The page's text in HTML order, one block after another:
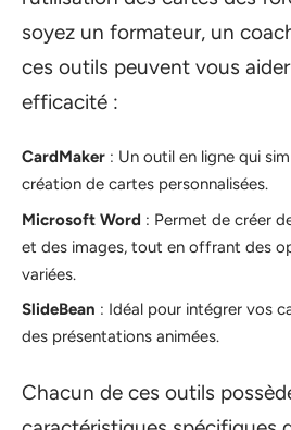
soyez un formateur, un
ces outils peuvent vous
efficacité :
CardMaker : Un outil en ligne qui
création de cartes personnalisées.
Microsoft Word : Permet de créer
et des images, tout en offrant des
variées.
SlideBean : Idéal pour intégrer vos
des présentations animées.
Chacun de ces outils